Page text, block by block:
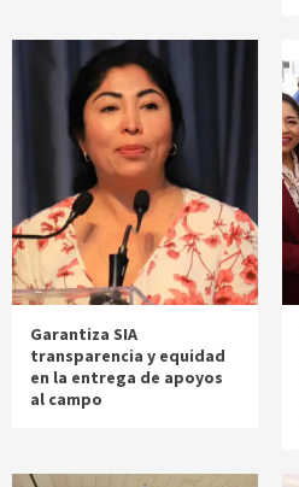
Garantiza SIA
transparencia y equidad
en la entrega de apoyos
al campo